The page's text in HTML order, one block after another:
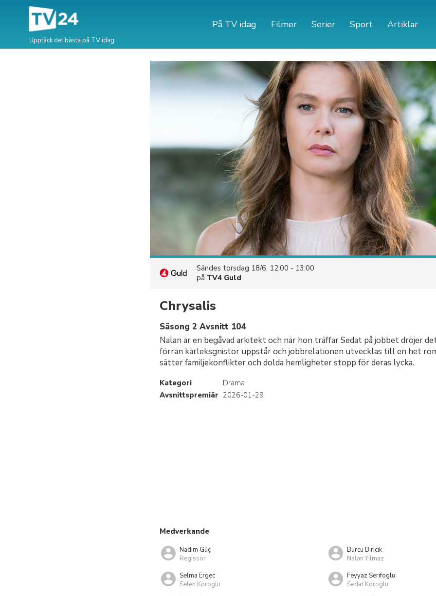
Upptäck det bästa på TV idag
På TV idag Filmer Serier Sport Artiklar
Sändes torsdag 18/6, 12:00 - 13:00
på TV4 Guld
Chrysalis
Säsong 2 Avsnitt 104
Nalan är en begåvad arkitekt och när hon träffar Sedat på jobbet dröjer
förrän kärleksgnistor uppstår och jobbrelationen utvecklas till en het
sätter familjekonflikter och dolda hemligheter stopp för deras lycka.
Kategori
Drama
Avsnittspremiär 2026-01-29
Medverkande
Nadim Güç
Regissör
Burcu Biricik
Nalan Yilmaz
Selma Ergec
Selen Koroglu
Feyyaz Serifoglu
Sedat Koroglu